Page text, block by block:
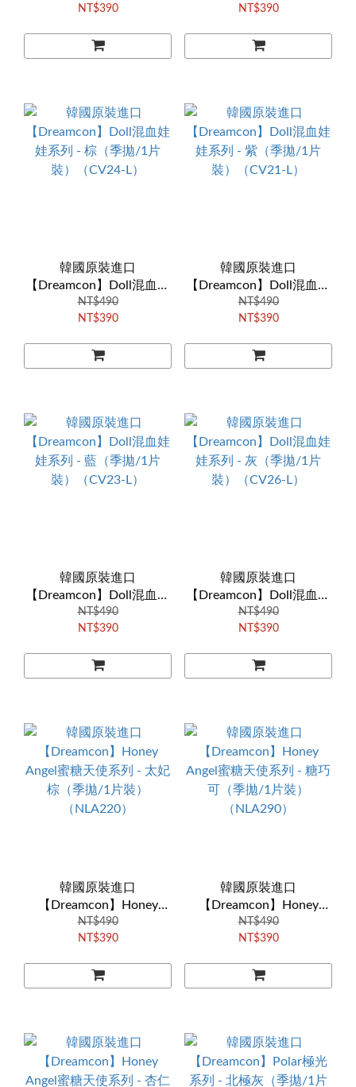
裝）（YKA320）
NT$390
裝）（PWB320）
NT$390
韓國原裝進口
【Dreamcon】Doll混血娃
娃系列 - 棕（季拋/1片
裝）（CV24-L）
NT$490
NT$390
韓國原裝進口
【Dreamcon】Doll混血娃
娃系列 - 紫（季拋/1片
裝）（CV21-L）
NT$490
NT$390
韓國原裝進口
【Dreamcon】Doll混血娃
娃系列 - 藍（季拋/1片
裝）（CV23-L）
NT$490
NT$390
韓國原裝進口
【Dreamcon】Doll混血娃
娃系列 - 灰（季拋/1片
裝）（CV26-L）
NT$490
NT$390
韓國原裝進口
【Dreamcon】Honey
Angel蜜糖天使系列 - 太妃
棕（季拋/1片裝）
NT$490
NT$390
韓國原裝進口
【Dreamcon】Honey
Angel蜜糖天使系列 - 糖巧
可（季拋/1片裝）
NT$490
NT$390